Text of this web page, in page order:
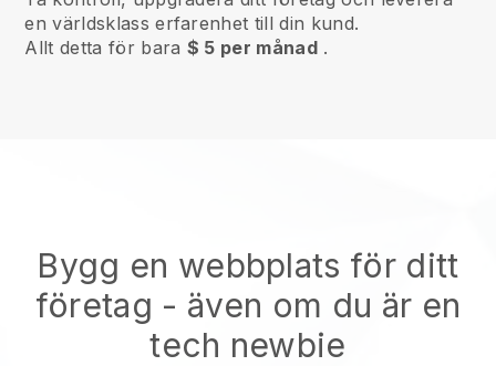
en världsklass erfarenhet till din kund.
Allt detta för bara $ 5 per månad.
Bygg en webbplats för ditt
företag - även om du är en
tech newbie